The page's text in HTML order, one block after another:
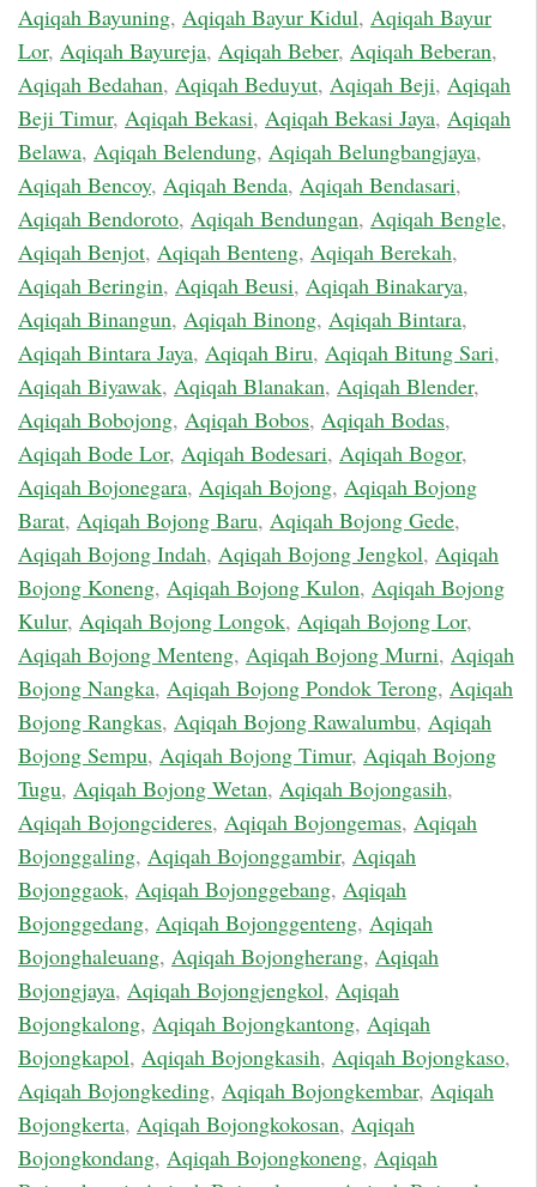
Aqiqah Bayuning, Aqiqah Bayur Kidul, Aqiqah Bayur
Lor, Aqiqah Bayureja, Aqiqah Beber, Aqiqah Beberan,
Aqiqah Bedahan, Aqiqah Beduyut, Aqiqah Beji, Aqiqah
Beji Timur, Aqiqah Bekasi, Aqiqah Bekasi Jaya, Aqiqah
Belawa, Aqiqah Belendung, Aqiqah Belungbangjaya,
Aqiqah Bencoy, Aqiqah Benda, Aqiqah Bendasari,
Aqiqah Bendoroto, Aqiqah Bendungan, Aqiqah Bengle,
Aqiqah Benjot, Aqiqah Benteng, Aqiqah Berekah,
Aqiqah Beringin, Aqiqah Beusi, Aqiqah Binakarya,
Aqiqah Binangun, Aqiqah Binong, Aqiqah Bintara,
Aqiqah Bintara Jaya, Aqiqah Biru, Aqiqah Bitung Sari,
Aqiqah Biyawak, Aqiqah Blanakan, Aqiqah Blender,
Aqiqah Bobojong, Aqiqah Bobos, Aqiqah Bodas,
Aqiqah Bode Lor, Aqiqah Bodesari, Aqiqah Bogor,
Aqiqah Bojonegara, Aqiqah Bojong, Aqiqah Bojong
Barat, Aqiqah Bojong Baru, Aqiqah Bojong Gede,
Aqiqah Bojong Indah, Aqiqah Bojong Jengkol, Aqiqah
Bojong Koneng, Aqiqah Bojong Kulon, Aqiqah Bojong
Kulur, Aqiqah Bojong Longok, Aqiqah Bojong Lor,
Aqiqah Bojong Menteng, Aqiqah Bojong Murni, Aqiqah
Bojong Nangka, Aqiqah Bojong Pondok Terong, Aqiqah
Bojong Rangkas, Aqiqah Bojong Rawalumbu, Aqiqah
Bojong Sempu, Aqiqah Bojong Timur, Aqiqah Bojong
Tugu, Aqiqah Bojong Wetan, Aqiqah Bojongasih,
Aqiqah Bojongcideres, Aqiqah Bojongemas, Aqiqah
Bojonggaling, Aqiqah Bojonggambir, Aqiqah
Bojonggaok, Aqiqah Bojonggebang, Aqiqah
Bojonggedang, Aqiqah Bojonggenteng, Aqiqah
Bojonghaleuang, Aqiqah Bojongherang, Aqiqah
Bojongjaya, Aqiqah Bojongjengkol, Aqiqah
Bojongkalong, Aqiqah Bojongkantong, Aqiqah
Bojongkapol, Aqiqah Bojongkasih, Aqiqah Bojongkaso,
Aqiqah Bojongkeding, Aqiqah Bojongkembar, Aqiqah
Bojongkerta, Aqiqah Bojongkokosan, Aqiqah
Bojongkondang, Aqiqah Bojongkoneng, Aqiqah